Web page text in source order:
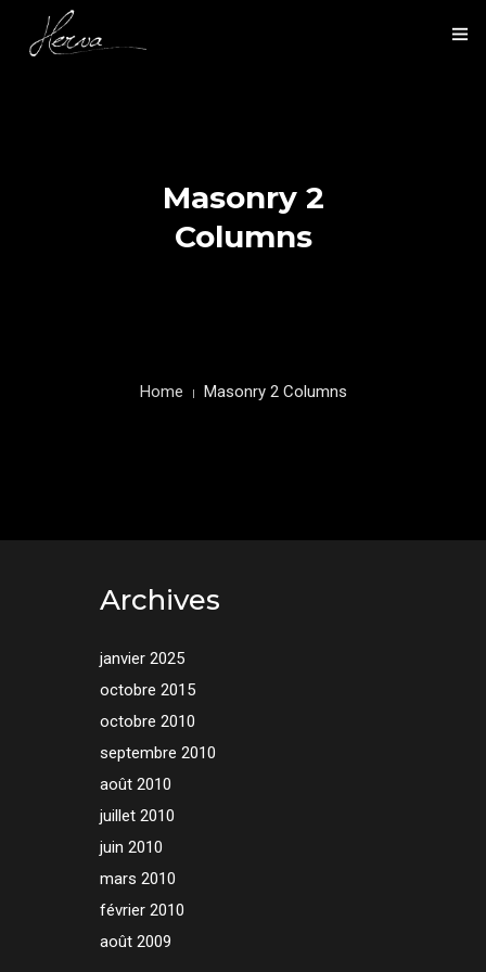
NOS RÉALISATIONSMasonry 2
Columns
Home Masonry 2 Columns
Archives
janvier 2025
octobre 2015
octobre 2010
septembre 2010
août 2010
juillet 2010
juin 2010
mars 2010
février 2010
août 2009